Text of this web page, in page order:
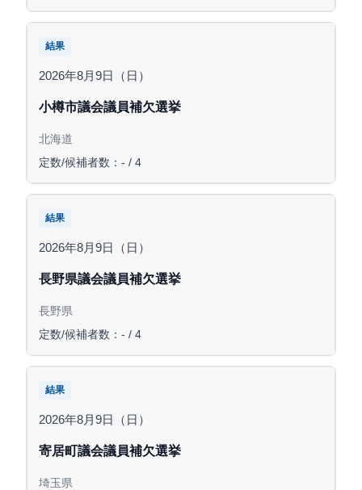
結果
2026年8月9日（日）
小樽市議会議員補欠選挙
北海道
定数/候補者数：- / 4
結果
2026年8月9日（日）
長野県議会議員補欠選挙
長野県
定数/候補者数：- / 4
結果
2026年8月9日（日）
寄居町議会議員補欠選挙
埼玉県